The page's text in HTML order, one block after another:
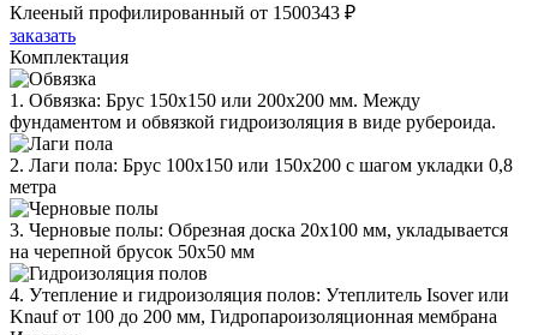
Клееный профилированный от 1500343 ₽
заказать
Комплектация
1. Обвязка: Брус 150х150 или 200х200 мм. Между
фундаментом и обвязкой гидроизоляция в виде рубероида.
2. Лаги пола: Брус 100х150 или 150х200 с шагом укладки 0,8
метра
3. Черновые полы: Обрезная доска 20х100 мм, укладывается
на черепной брусок 50х50 мм
4. Утепление и гидроизоляция полов: Утеплитель Isover или
Knauf от 100 до 200 мм, Гидропароизоляционная мембрана